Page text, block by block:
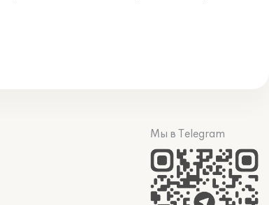
Мы в Telegram